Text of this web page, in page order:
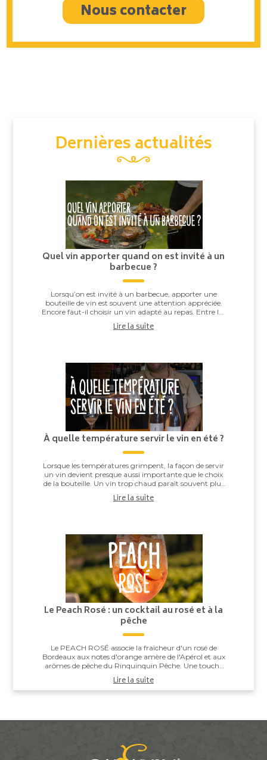
Nous contacter
Dernières actualités
Quel vin apporter quand on est invité à un
barbecue ?
Lorsqu’on est invité à un barbecue, apporter une
bouteille de vin est souvent une attention appréciée.
Encore faut-il choisir un vin adapté au repas. Entre les
saucisses grillées, les brochettes,...
Lire la suite
À quelle température servir le vin en été ?
Lorsque les températures grimpent, la façon de servir
un vin devient presque aussi importante que le choix
de la bouteille. Un vin trop chaud paraît souvent plus
alcooleux, tandis qu’un vin trop ...
Lire la suite
Le Peach Rosé : un cocktail au rosé et à la
pêche
Le PEACH ROSÉ associe la fraîcheur d'un rosé de
Bordeaux aux notes d'orange amère de l'Apérol et aux
arômes de pêche du Rinquinquin Pêche. Une touche
d'eau pétillante vient apporter légèreté et v...
Lire la suite